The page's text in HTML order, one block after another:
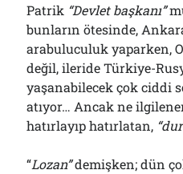
Patrik “Devlet başkanı”
bunların ötesinde,
arabuluculuk yaparken,
değil, ileride Türkiye-
yaşanabilecek çok ciddi
atıyor… Ancak ne
hatırlayıp hatırlatan,
“Lozan”demişken; dün